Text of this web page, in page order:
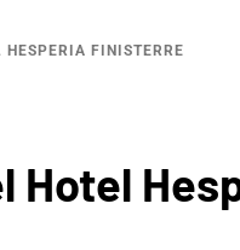
HESPERIA FINISTERRE
Hotel